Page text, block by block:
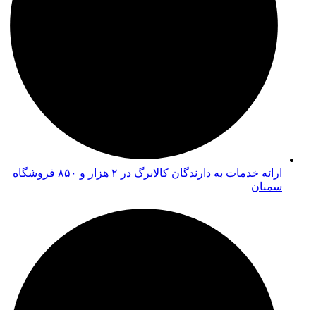
ارائه خدمات به دارندگان کالابرگ در ۲ هزار و ۸۵۰ فروشگاه
سمنان